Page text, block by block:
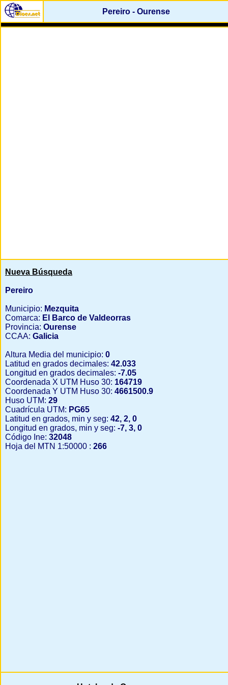
Pereiro - Ourense
Nueva Búsqueda
Pereiro
Municipio: Mezquita
Comarca: El Barco de Valdeorras
Provincia: Ourense
CCAA: Galicia
Altura Media del municipio: 0
Latitud en grados decimales: 42.033
Longitud en grados decimales: -7.05
Coordenada X UTM Huso 30: 164719
Coordenada Y UTM Huso 30: 4661500.9
Huso UTM: 29
Cuadrícula UTM: PG65
Latitud en grados, min y seg: 42, 2, 0
Longitud en grados, min y seg: -7, 3, 0
Código Ine: 32048
Hoja del MTN 1:50000 : 266